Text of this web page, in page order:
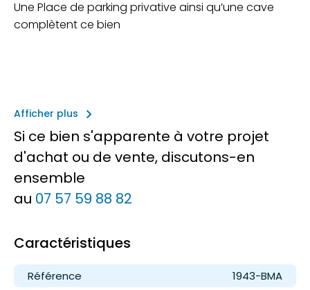
Une Place de parking privative ainsi qu’une cave
complètent ce bien
Afficher plus
keyboard_arrow_right
Si ce bien s'apparente à votre projet
d'achat ou de vente, discutons-en
ensemble
au 07 57 59 88 82
Caractéristiques
Référence
1943-BMA